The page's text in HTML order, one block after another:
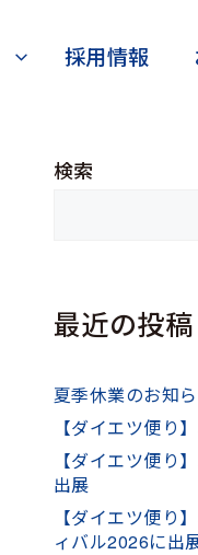
採用情報
検索
最近の投稿
夏季休業のお知
【ダイエツ便り
【ダイエツ便り
出展
【ダイエツ便り
ィバル2026に出